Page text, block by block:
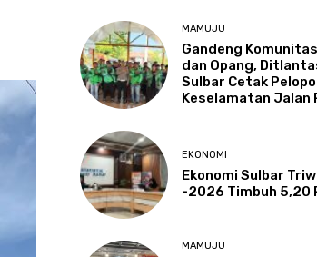
MAMUJU
Gandeng
dan Opang,
Sulbar Cetak
Keselamatan Jalan
EKONOMI
Ekonomi Sulbar
-2026 Timbuh 5,20
MAMUJU